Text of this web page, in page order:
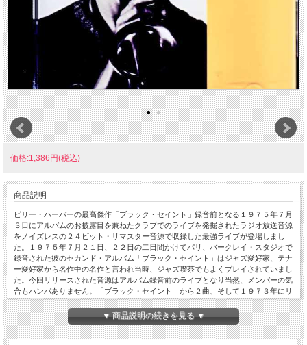
価格:1,386円(税込)
商品説明
ビリー・ハーパーの最高傑作「ブラック・セイント」録音前となる１９７５年７月
３日にアルバムのお披露目を兼ねたクラブでのライブを発掘されたラジオ放送音源
をノイズレスの２４ビット・リマスター音源で収録した最強ライブが登場しまし
た。１９７５年７月２１日、２２日の二日間かけてパリ、バークレイ・スタジオで
録音された彼のセカンド・アルバム「ブラック・セイント」はジャズ愛好家、テナ
ー愛好家から名作中の名作と言われ当時、ジャズ喫茶でもよくプレイされていまし
た。今回リリースされた音源はアルバム録音前のライブとなり当然、メンバーの気
合もハンパありません。「ブラック・セイント」から２曲、そして１９７３年にリ
リースされた初リーダー作から１曲が演奏されています。同じ１９７５年のライブ
音源は７月２４日、アンティーブ・ジャズにおける音源（３５分）が出ております
が比べるまでもなく本盤の演奏が確実に凌駕しております。ファラオ・サンダース
らとの共演で知られるピアニスト、ジョー・ボナーのピアノもスタジオ録音では味
▼ 商品説明の続きを見る ▼